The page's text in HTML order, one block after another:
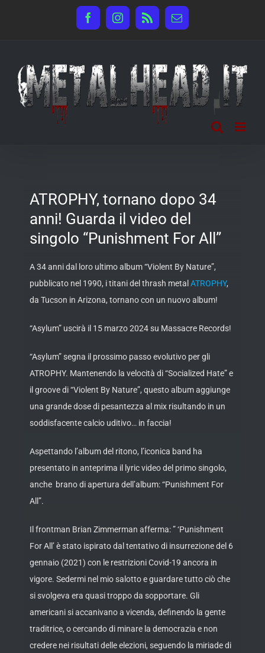
FacebookInstagram
Rss Email
ATROPHY, tornano dopo 34
anni! Guarda il video del
singolo “Punishment For All”
A 34 anni dal loro ultimo album “Violent By Nature”,
pubblicato nel 1990, i titani del thrash metal ATROPHY,
da Tucson in Arizona, tornano con un nuovo album!
“Asylum” uscirà il 15 marzo 2024 su Massacre Records!
“Asylum” segna il prossimo passo evolutivo per gli
ATROPHY. Mantenendo la velocità di “Socialized Hate” e
il groove di “Violent By Nature”, questo album aggiunge
una grande dose di pesantezza al mix risultando in un
soddisfacente calcio uditivo… in faccia!
Aspettando l’album del ritono, l’iconica band ha
presentato in anteprima il lyric video del primo singolo,
anche brano di apertura dell’album: “Punishment For
All”.
Il frontman Brian Zimmerman afferma:” ‘Punishment
For All’ è stato ispirato dal tentativo di insurrezione del 6
gennaio (2021) con le restrizioni Covid-19 ancora in
vigore. Sedermi nel mio salotto e guardare tutto ciò che
si svolgeva era quasi troppo da sopportare. Gli
americani si accanivano a vicenda, definendo la gente
traditrice, o cercando di minare la democrazia e non
credere nei risultati delle elezioni, seguendo la miriade di